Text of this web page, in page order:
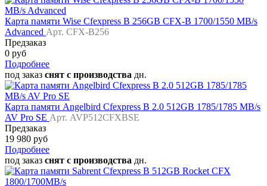
Карта памяти Wise Cfexpress B 256GB CFX-B 1700/1550 MB/s
Advanced Арт. CFX-B256
Предзаказ
0 руб
Подробнее
под заказ снят с производства дн.
Карта памяти Angelbird Cfexpress B 2.0 512GB 1785/1785 MB/s
AV Pro SE Арт. AVP512CFXBSE
Предзаказ
19 980 руб
Подробнее
под заказ снят с производства дн.